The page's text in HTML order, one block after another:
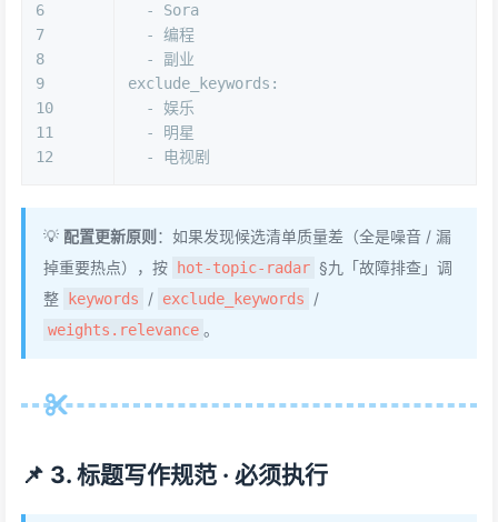
6
7
8
9
10
11
12
-
Sora
-
编程
-
副业
exclude_keywords:
-
娱乐
-
明星
-
电视剧
💡 配置更新原则 ：如果发现候选清单质量差（全是噪音 / 漏
掉重要热点），按
hot-topic-radar §九「故障排查」调
整
keywords / exclude_keywords /
weights.relevance 。
📌 3. 标题写作规范 · 必须执行